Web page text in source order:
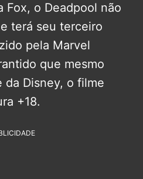
Fox, o Deadpool não
terá seu terceiro
pela Marvel
que mesmo
da Disney, o filme
+18.